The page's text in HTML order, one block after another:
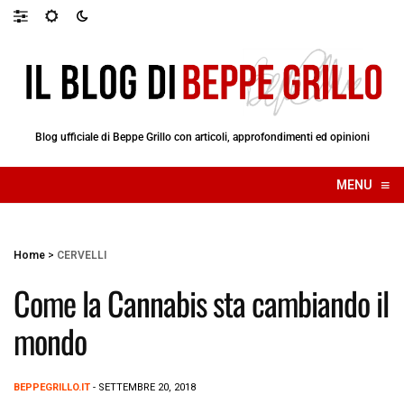
Blog ufficiale di Beppe Grillo con articoli, approfondimenti ed opinioni
MENU ≡
☰
Home > CERVELLI
Come la Cannabis sta cambiando il
mondo
BEPPEGRILLO.IT - SETTEMBRE 20, 2018